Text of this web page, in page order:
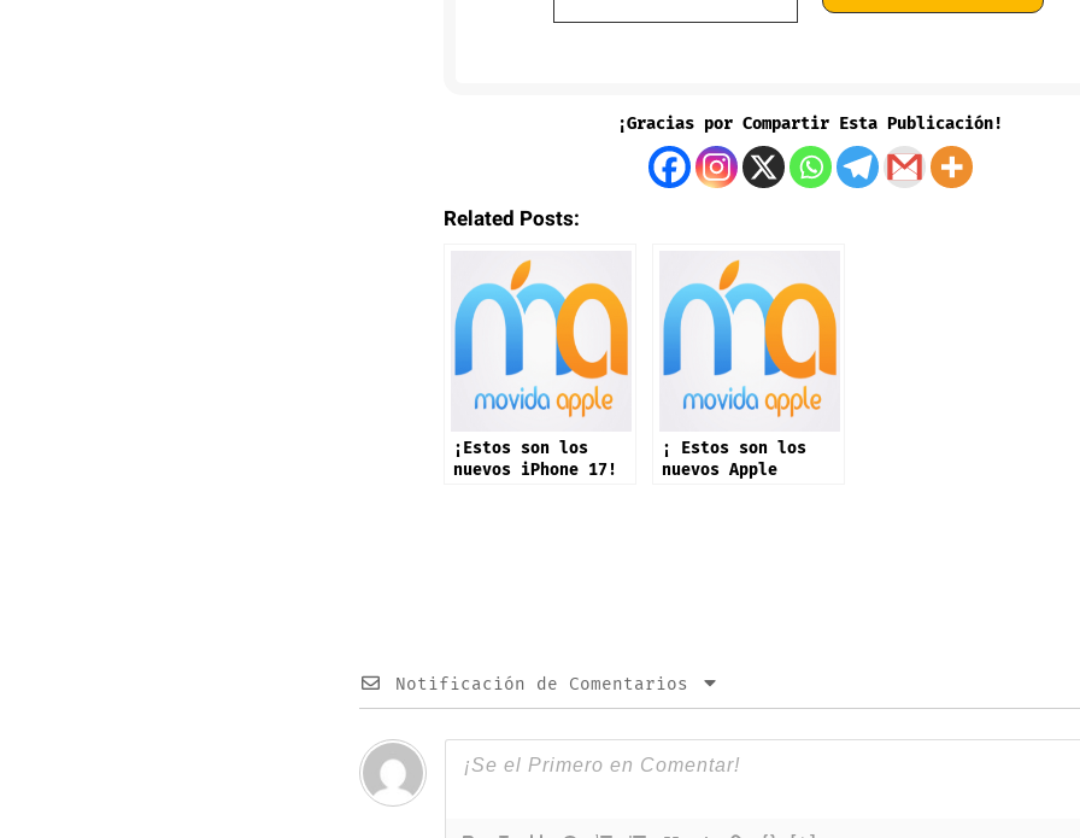
¡Gracias por Compartir Esta Publicación!
Related Posts:
¡Estos son los
nuevos iPhone 17!
¡ Estos son los
nuevos Apple
Notificación de Comentarios